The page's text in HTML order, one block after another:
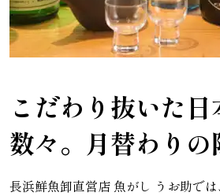
こだわり抜いた日
数々。月替わり
長浜鮮魚卸直営店 魚がし うお助で